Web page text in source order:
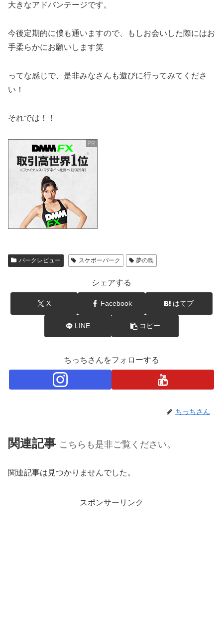
大きなアドバンテージです。
今後定期的に僕も通いますので、もしお会いした際にはお
手柔らかにお願いします笑
ってな感じで、是非みなさんも遊びに行ってみてくださ
い！
それでは！！
パークレビュー スケボーパーク 夢の島
シェアする
X Facebook はてブ
LINE コピー
ちっちさんをフォローする
ちっちさん
関連記事 こちらも是非ご覧ください。
関連記事は見つかりませんでした。
スポンサーリンク